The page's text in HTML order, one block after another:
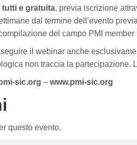
tutti e gratuita, previa iscrizione
dal termine dell’evento
del campo PMI
il webinar anche
non traccia la
sic.org – www.pmi-sic.org
questo evento.